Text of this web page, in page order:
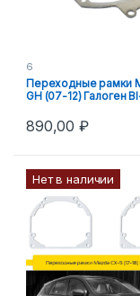
6
Переходные рамки
GH (07-12) Галоген
890,00₽
Нет в наличии